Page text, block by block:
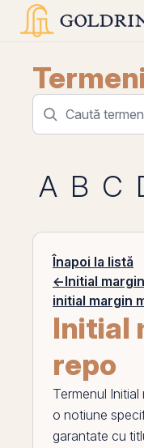
A B C
Înapoi la listă
←Initial
initial margin
Initial
repo
Termenul Initial
o notiune
garantate cu